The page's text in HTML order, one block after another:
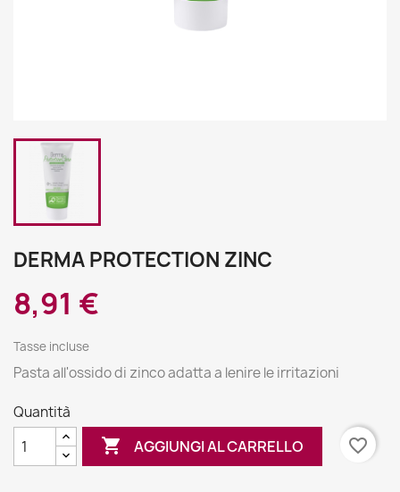
DERMA PROTECTION ZINC
8,91 €
Tasse incluse
Pasta all'ossido di zinco adatta a lenire le irritazioni
Quantità
 AGGIUNGI AL CARRELLO favorite_border